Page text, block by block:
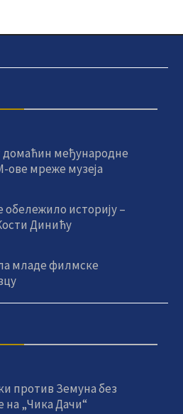
домаћин међународне
мреже музеја
обележило историју –
Динићу
младе филмске
против Земуна без
на „Чика Дачи“